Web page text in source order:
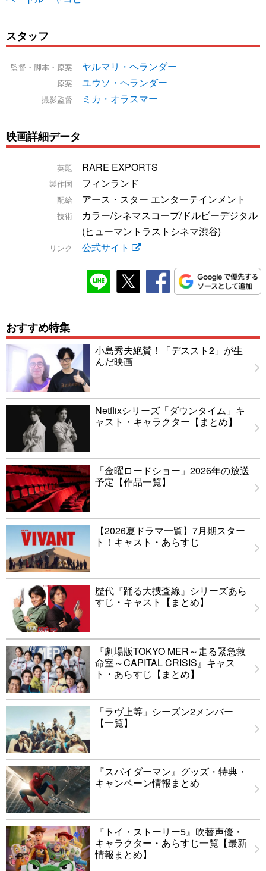
スタッフ
監督・脚本・原案 ヤルマリ・ヘランダー
原案 ユウソ・ヘランダー
撮影監督 ミカ・オラスマー
映画詳細データ
英題 RARE EXPORTS
製作国 フィンランド
配給 アース・スター エンターテインメント
技術
カラー/シネマスコープ/ドルビーデジタル
(ヒューマントラストシネマ渋谷)
リンク 公式サイト
おすすめ特集
小島秀夫絶賛！「デススト2」が生
んだ映画
Netflixシリーズ「ダウンタイム」キ
ャスト・キャラクター【まとめ】
「金曜ロードショー」2026年の放送
予定【作品一覧】
【2026夏ドラマ一覧】7月期スター
ト！キャスト・あらすじ
歴代『踊る大捜査線』シリーズあら
すじ・キャスト【まとめ】
『劇場版TOKYO MER～走る緊急救
命室～CAPITAL CRISIS』キャス
ト・あらすじ【まとめ】
「ラヴ上等」シーズン2メンバー
【一覧】
『スパイダーマン』グッズ・特典・
キャンペーン情報まとめ
『トイ・ストーリー5』吹替声優・
キャラクター・あらすじ一覧【最新
情報まとめ】